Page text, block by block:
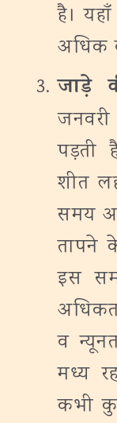
है।
अधिक
जाड़े
पड़ती
शीत
समय
तापने
इस
व
मध्य
कभी